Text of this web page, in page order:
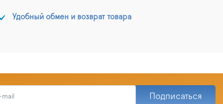
Удобный обмен и возврат товара
Подписаться